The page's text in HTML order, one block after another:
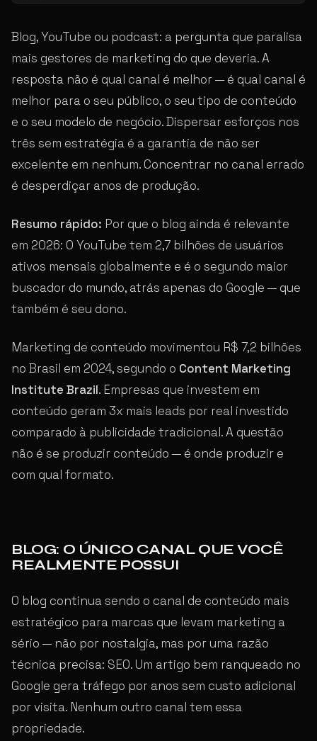
Blog, YouTube ou podcast: a pergunta que paralisa
mais gestores de marketing do que deveria. A
resposta não é qual canal é melhor — é qual canal é
melhor para o seu público, o seu tipo de conteúdo
e o seu modelo de negócio. Dispersar esforços nos
três sem estratégia é a garantia de não ser
excelente em nenhum. Concentrar no canal errado
é desperdiçar anos de produção.
Resumo rápido: Por que o blog ainda é relevante
em 2026: O YouTube tem 2,7 bilhões de usuários
ativos mensais globalmente e é o segundo maior
buscador do mundo, atrás apenas do Google — que
também é seu dono.
Marketing de conteúdo movimentou R$ 7,2 bilhões
no Brasil em 2024, segundo o Content Marketing
Institute Brazil. Empresas que investem em
conteúdo geram 3x mais leads por real investido
comparado à publicidade tradicional. A questão
não é se produzir conteúdo — é onde produzir e
com qual formato.
BLOG: O ÚNICO CANAL QUE VOCÊ
REALMENTE POSSUI
O blog continua sendo o canal de conteúdo mais
estratégico para marcas que levam marketing a
sério — não por nostalgia, mas por uma razão
técnica precisa: SEO. Um artigo bem ranqueado no
Google gera tráfego por anos sem custo adicional
por visita. Nenhum outro canal tem essa
propriedade.